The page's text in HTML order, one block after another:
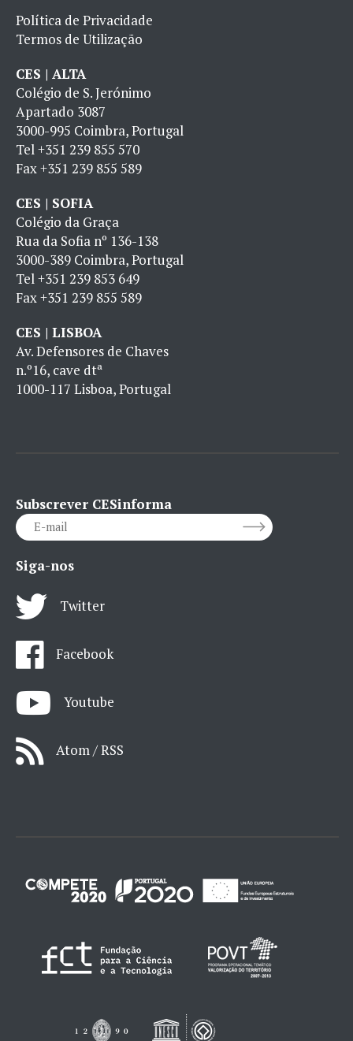
Política de Privacidade
Termos de Utilização
CES | ALTA
Colégio de S. Jerónimo
Apartado 3087
3000-995 Coimbra, Portugal
Tel+351 239 855 570
Fax+351 239 855 589
CES | SOFIA
Colégio da Graça
Rua da Sofia nº 136-138
3000-389 Coimbra, Portugal
Tel+351 239 853 649
Fax+351 239 855 589
CES | LISBOA
Av. Defensores de Chaves
n.º16, cave dtª
1000-117 Lisboa, Portugal
Subscrever CESinforma
Siga-nos
Twitter
Facebook
Youtube
Atom / RSS